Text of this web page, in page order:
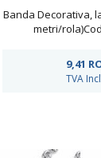
Banda Decorativa,
metri/
9,41
TVA